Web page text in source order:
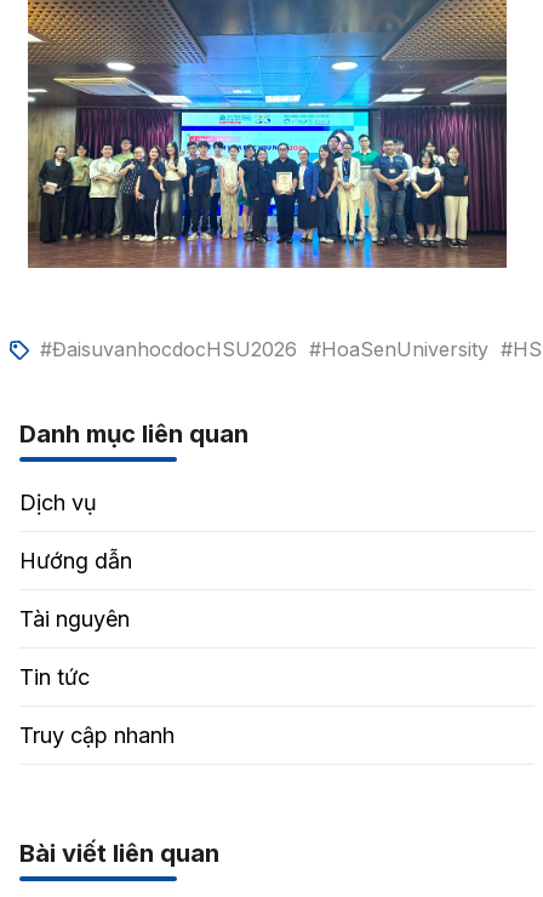
#ĐaisuvanhocdocHSU2026 #HoaSenUniversity
Danh mục liên quan
Dịch vụ
Hướng dẫn
Tài nguyên
Tin tức
Truy cập nhanh
Bài viết liên quan